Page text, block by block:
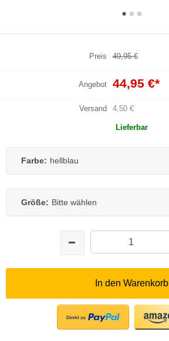
Preis 49,95 €
Angebot 44,95 €*
Versand 4,50 €
Lieferbar
Farbe: hellblau
Größe: Bitte wählen
In den Warenkorb